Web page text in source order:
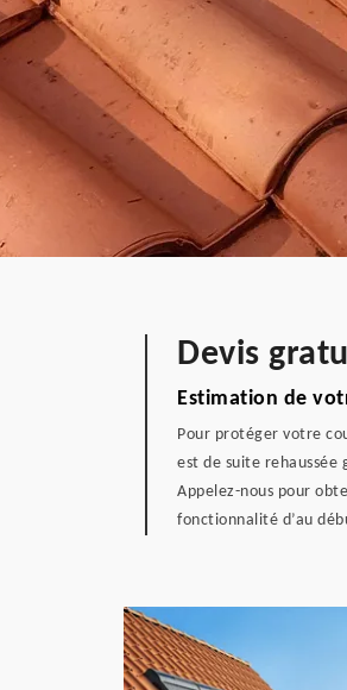
Devis
Estimation de
Pour protéger votre
est de suite
Appelez-nous pour
fonctionnalité d’au